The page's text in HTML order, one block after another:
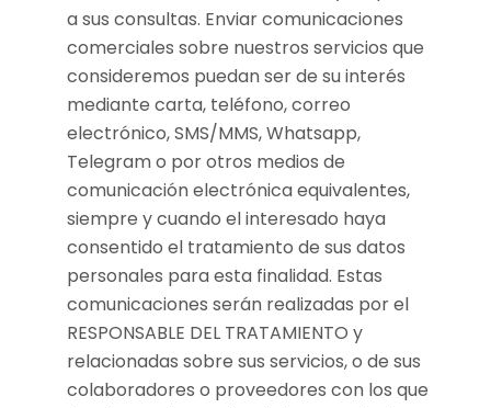
a sus consultas. Enviar comunicaciones
comerciales sobre nuestros servicios que
consideremos puedan ser de su interés
mediante carta, teléfono, correo
electrónico, SMS/MMS, Whatsapp,
Telegram o por otros medios de
comunicación electrónica equivalentes,
siempre y cuando el interesado haya
consentido el tratamiento de sus datos
personales para esta finalidad. Estas
comunicaciones serán realizadas por el
RESPONSABLE DEL TRATAMIENTO y
relacionadas sobre sus servicios, o de sus
colaboradores o proveedores con los que